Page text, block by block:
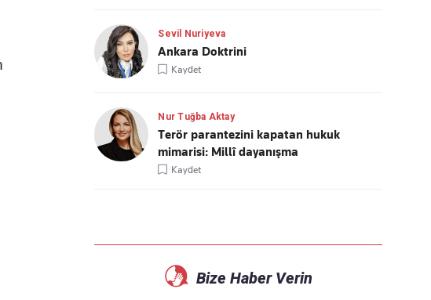
Sevil Nuriyeva
Ankara Doktrini
Kaydet
Nur Tuğba Aktay
Terör parantezini kapatan hukuk
mimarisi: Millî dayanışma
Kaydet
Bize Haber Verin